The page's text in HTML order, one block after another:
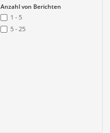
Anzahl von Berichten
1 - 5
5 - 25